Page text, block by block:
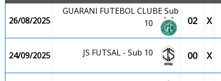
26/08/2025
GUARANI FUTEBOL CLUBE Sub
10
02 X
24/09/2025 JS FUTSAL - Sub 10 00 X